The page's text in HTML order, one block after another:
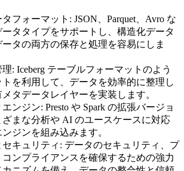
フォーマット: JSON、Parquet、Avro な
ータタイプをサポートし、構造化データ
タの両方の保存と処理を容易にしま
: Iceberg テーブルフォーマットのよう
を利用して、データを効率的に整理し
タデータレイヤーを実装します。
ンジン: Presto や Spark の拡張バージョ
ざまな分析や AI のユースケースに対応
ジンを組み込みます。
セキュリティ: データのセキュリティ、プ
ンプライアンスを確保するための強力